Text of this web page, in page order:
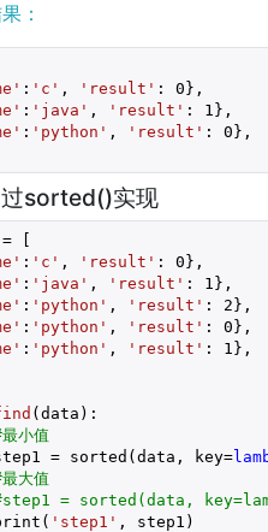
：
: 'c' , 'result' : 0},
: 'java' , 'result' : 1 },
: 'python' , 'result' : 0},
过sorted()实现
= [
: 'c' , 'result' : 0},
: 'java' , 'result' : 1 },
: 'python' , 'result' : 2},
: 'python' , 'result' : 0},
: 'python' , 'result' : 1 },
(data) :
小值
= sorted(data, key=
大值
= sorted(data,
'step1' , step1)